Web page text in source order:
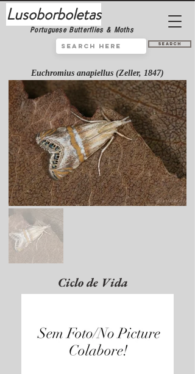
Lusoborboletas
Portuguese Butterflies & Moths
Search
Euchromius anapiellus (Zeller, 1847)
Ciclo de Vida